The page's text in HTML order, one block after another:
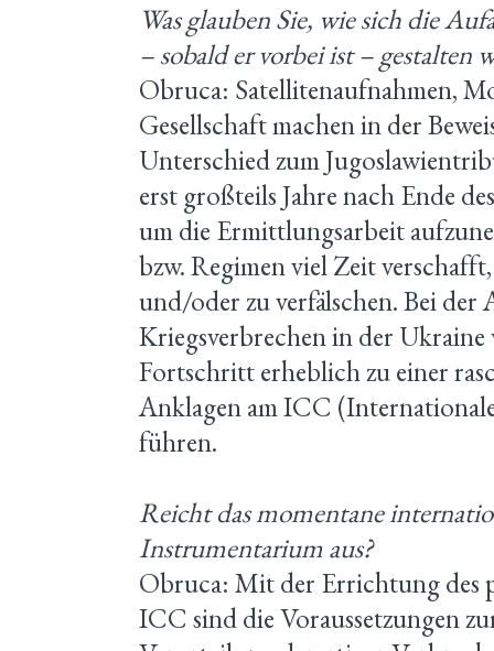
Was glauben Sie, wie sich die
– sobald er vorbei ist – gestalten
Obruca: Satellitenaufnahmen,
Gesellschaft machen in der
Unterschied zum
erst großteils Jahre nach Ende
um die Ermittlungsarbeit
bzw. Regimen viel Zeit
und/oder zu verfälschen. Bei
Kriegsverbrechen in der
Fortschritt erheblich zu einer
Anklagen am ICC
führen.
Reicht das momentane
Instrumentarium aus?
Obruca: Mit der Errichtung des
ICC sind die Voraussetzungen